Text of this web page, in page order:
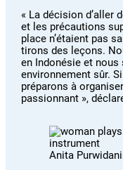
« La décision d’aller
et les précautions
place n’étaient pas
tirons des leçons.
en Indonésie et
environnement sûr.
préparons à
passionnant »,
Anita